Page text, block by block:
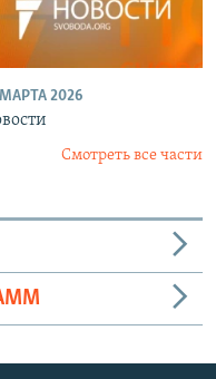
2026
Смотреть все части